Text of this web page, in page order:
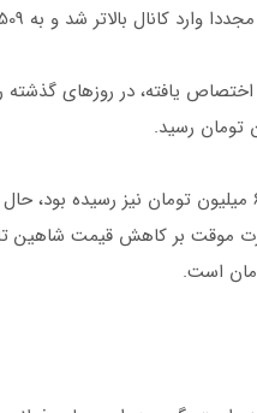
یافته، در روزهای گذشته
موقت بر کاهش قیمت شاهین